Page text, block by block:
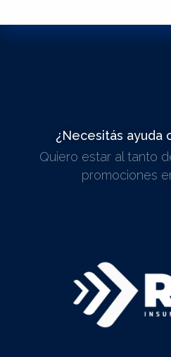
¿Necesitás ayuda
Quiero estar al tanto
promociones